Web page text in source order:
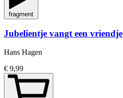
fragment
Jubelientje vangt een vriendje
Hans Hagen
€ 9,99